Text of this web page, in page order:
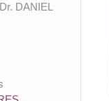
DANIEL